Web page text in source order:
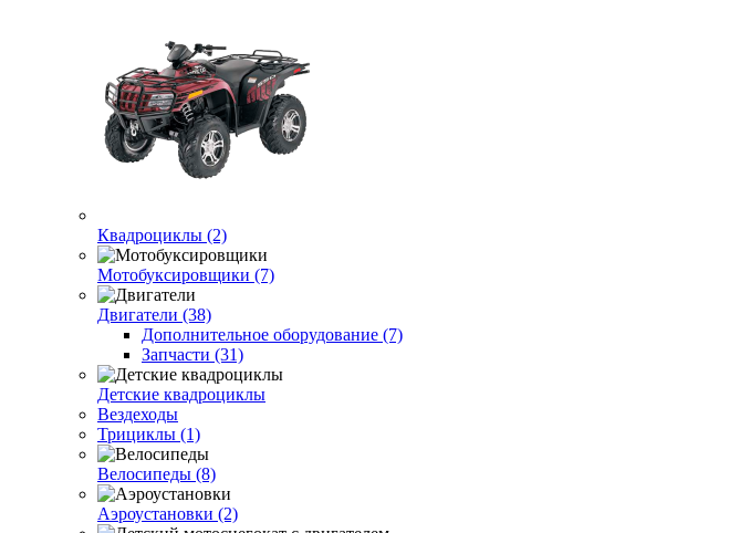
Квадроциклы (2)
Мотобуксировщики (7)
Двигатели (38)
Дополнительное оборудование (7)
Запчасти (31)
Детские квадроциклы
Вездеходы
Трициклы (1)
Велосипеды (8)
Аэроустановки (2)